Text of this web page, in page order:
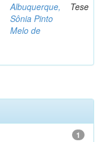
Albuquerque,
Sônia Pinto
Melo de
Tese
1